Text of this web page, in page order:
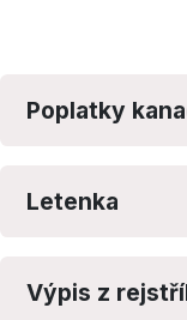
Poplatky
Letenka
Výpis z